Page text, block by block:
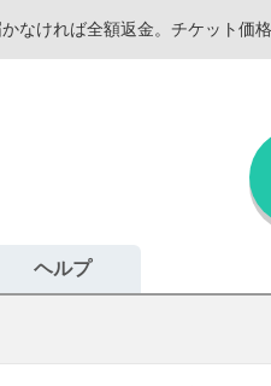
ければ全額返金。チケット価
ヘルプ